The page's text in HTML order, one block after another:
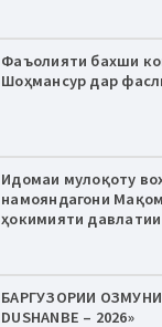
Фаъолияти бахши
Шоҳмансур дар
Идомаи мулоқоту
намояндагони
ҳокимияти
БАРГУЗОРИИ
DUSHANBE – 2026»